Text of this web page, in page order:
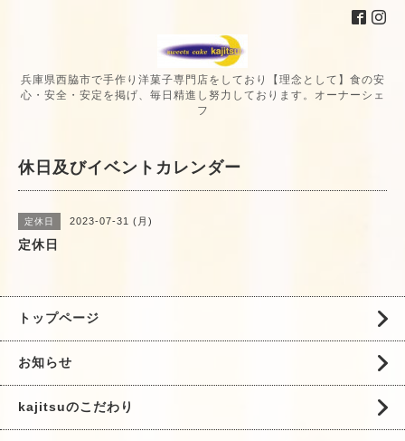
兵庫県西脇市で手作り洋菓子専門店をしており【理念として】食の安
心・安全・安定を掲げ、毎日精進し努力しております。オーナーシェ
フ
休日及びイベントカレンダー
定休日 2023-07-31 (月)
定休日
トップページ
お知らせ
kajitsuのこだわり